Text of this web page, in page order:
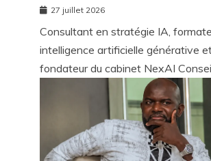
COMMENT REPRENDRE LA MAIN
27 juillet 2026
Consultant en stratégie IA,
intelligence artificielle générative
fondateur du cabinet NexAI